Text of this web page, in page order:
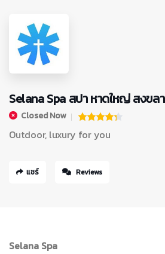
Selana Spa สปา หาดใหญ่ สงขลา
Closed Now
Outdoor, luxury for you
แชร์ Reviews
Selana Spa